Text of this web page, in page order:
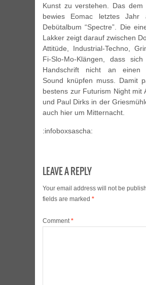
Kunst zu verstehen. Das dem
bewies Eomac letztes Jahr
Debütalbum “Spectre”. Die
Lakker zeigt darauf zwischen
Attitüde, Industrial-Techno,
Fi-Slo-Mo-Klängen, dass
Handschrift nicht an einen
Sound knüpfen muss. Damit
bestens zur Futurism Night mit
und Paul Dirks in der
auch hier um Mitternacht.
:infoboxsascha:
LEAVE A REPLY
Your email address will not be
fields are marked *
Comment*